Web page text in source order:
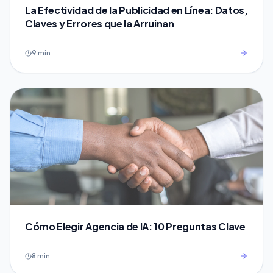
La Efectividad de la Publicidad en Línea: Datos,
Claves y Errores que la Arruinan
9 min
Cómo Elegir Agencia de IA: 10 Preguntas Clave
8 min